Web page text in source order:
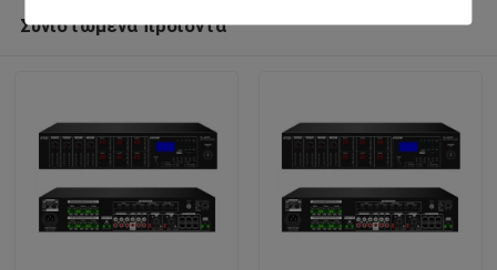
Συνιστώμενα προϊόντα